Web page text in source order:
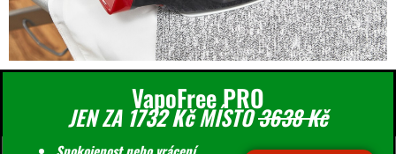
VapoFree PRO
JEN ZA 1732 KčMÍSTO3638 Kč